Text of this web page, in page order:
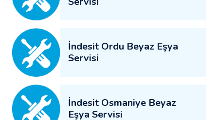
İndesit Ordu Beyaz Eşya
Servisi
İndesit Osmaniye Beyaz
Eşya Servisi